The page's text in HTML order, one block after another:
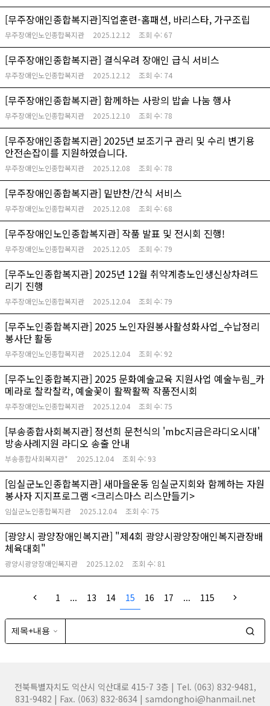
[무주장애인종합복지관]직업훈련-홈패션, 바리스타, 가구조립
무주장애인노인종합복지관 2025.12.12 조회 수: 67
[무주장애인종합복지관] 결식우려 장애인 급식 서비스
무주장애인노인종합복지관 2025.12.12 조회 수: 74
[무주장애인종합복지관] 함께하는 사랑의 밥솥 나눔 행사
무주장애인노인종합복지관 2025.12.10 조회 수: 78
[무주장애인종합복지관] 2025년 보조기구 관리 및 수리 변기용
안전손잡이를 지원하였습니다.
무주장애인노인종합복지관 2025.12.08 조회 수: 78
[무주장애인종합복지관] 밑반찬/간식 서비스
무주장애인노인종합복지관 2025.12.08 조회 수: 68
[무주장애인노인종합복지관] 작품 발표 및 전시회 진행!
무주장애인노인종합복지관 2025.12.05 조회 수: 79
[무주노인종합복지관] 2025년 12월 취약계층노인생신상차려드
리기 진행
무주장애인노인종합복지관 2025.12.04 조회 수: 79
[무주노인종합복지관] 2025 노인자원봉사활성화사업_수납정리
봉사단 활동
무주장애인노인종합복지관 2025.12.04 조회 수: 92
[무주노인종합복지관] 2025 문화예술교육 지원사업 예술누림_카
메라로 찰칵찰칵, 예술꽃이 활짝활짝 작품전시회
무주장애인노인종합복지관 2025.12.04 조회 수: 75
[부송종합사회복지관] 정선희 문천식의 'mbc지금은라디오시대'
방송사례지원 라디오 송출 안내
부송종합사회복지관* 2025.12.04 조회 수: 93
[임실군노인종합복지관] 새마을운동 임실군지회와 함께하는 자원
봉사자 지지프로그램 <크리스마스 리스만들기>
임실군노인종합복지관 2025.12.04 조회 수: 75
[광양시 광양장애인복지관] "제4회 광양시광양장애인복지관장배
체육대회"
광양시광양장애인복지관 2025.12.02 조회 수: 81
1 ... 13 14 15 16 17 ... 115
전북특별자치도 익산시 익산대로 415-7 3층 | Tel. (063) 832-9481,
831-9482 | Fax. (063) 832-8634 | samdonghoi@hanmail.net